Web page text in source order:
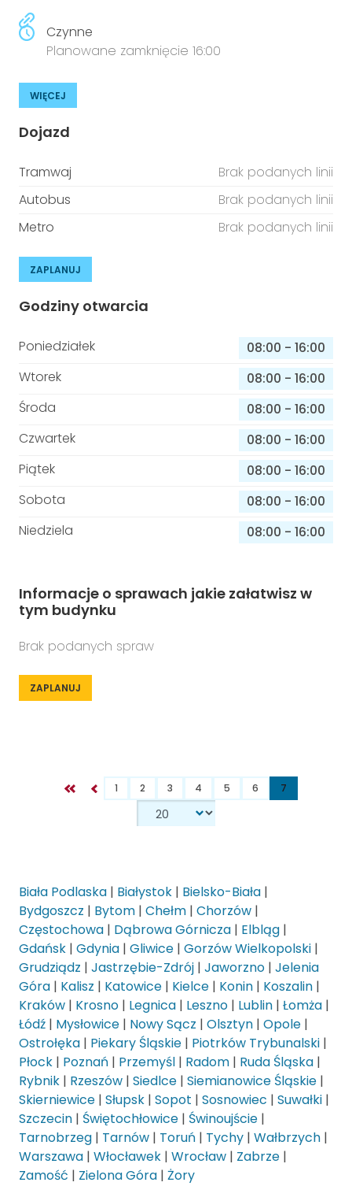
Czynne
Planowane zamknięcie 16:00
WIĘCEJ
Dojazd
Tramwaj
Brak podanych linii
Autobus
Brak podanych linii
Metro
Brak podanych linii
ZAPLANUJ
Godziny otwarcia
Poniedziałek 08:00 - 16:00
Wtorek
08:00 - 16:00
Środa
08:00 - 16:00
Czwartek
08:00 - 16:00
Piątek
08:00 - 16:00
Sobota
08:00 - 16:00
Niedziela
08:00 - 16:00
Informacje o sprawach jakie załatwisz w
tym budynku
Brak podanych spraw
ZAPLANUJ
1 2 3 4 5 6 7
Biała Podlaska | Białystok | Bielsko-Biała |
Bydgoszcz | Bytom | Chełm | Chorzów |
Częstochowa | Dąbrowa Górnicza | Elbląg |
Gdańsk | Gdynia | Gliwice | Gorzów Wielkopolski |
Grudziądz | Jastrzębie-Zdrój | Jaworzno | Jelenia
Góra | Kalisz | Katowice | Kielce | Konin | Koszalin |
Kraków | Krosno | Legnica | Leszno | Lublin | Łomża |
Łódź | Mysłowice | Nowy Sącz | Olsztyn | Opole |
Ostrołęka | Piekary Śląskie | Piotrków Trybunalski |
Płock | Poznań | Przemyśl | Radom | Ruda Śląska |
Rybnik | Rzeszów | Siedlce | Siemianowice Śląskie |
Skierniewice | Słupsk | Sopot | Sosnowiec | Suwałki |
Szczecin | Świętochłowice | Świnoujście |
Tarnobrzeg | Tarnów | Toruń | Tychy | Wałbrzych |
Warszawa | Włocławek | Wrocław | Zabrze |
Zamość | Zielona Góra | Żory